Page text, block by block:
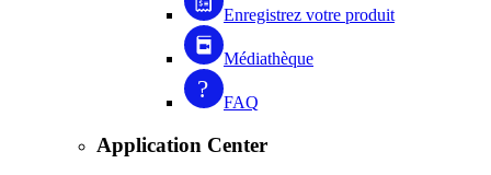
Enregistrez votre produit
Médiathèque
FAQ
Application Center